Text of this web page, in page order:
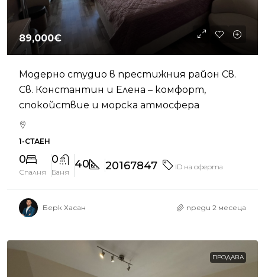
89,000€
Модерно студио в престижния район Св.
Св. Константин и Елена – комфорт,
спокойствие и морска атмосфера
1-СТАЕН
0
Спалня
0
Баня
40 20167847 ID на оферта
Берк Хасан преди 2 месеца
ПРОДАВА